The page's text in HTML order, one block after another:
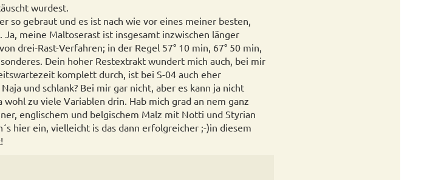
wurdest.
so gebraut und es ist nach wie vor eines meiner besten,
meine Maltoserast ist insgesamt inzwischen länger
drei-Rast-Verfahren; in der Regel 57° 10 min, 67° 50 min,
Dein hoher Restextrakt wundert mich auch, bei mir
komplett durch, ist bei S-04 auch eher
und schlank? Bei mir gar nicht, aber es kann ja nicht
zu viele Variablen drin. Hab mich grad an nem ganz
englischem und belgischem Malz mit Notti und Styrian
hier ein, vielleicht is das dann erfolgreicher ;-)in diesem